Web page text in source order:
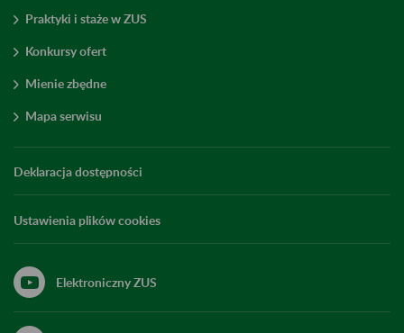
Praktyki i staże w ZUS
Konkursy ofert
Mienie zbędne
Mapa serwisu
Deklaracja dostępności
Ustawienia plików cookies
Elektroniczny ZUS